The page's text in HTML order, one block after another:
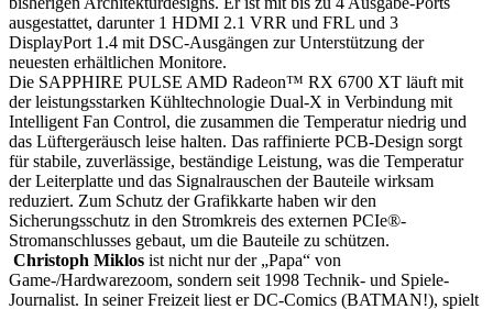
ausgestattet, darunter 1 HDMI 2.1 VRR und FRL und 3
DisplayPort 1.4 mit DSC-Ausgängen zur Unterstützung der
neuesten erhältlichen Monitore.
Die SAPPHIRE PULSE AMD Radeon™ RX 6700 XT läuft mit
der leistungsstarken Kühltechnologie Dual-X in Verbindung mit
Intelligent Fan Control, die zusammen die Temperatur niedrig und
das Lüftergeräusch leise halten. Das raffinierte PCB-Design sorgt
für stabile, zuverlässige, beständige Leistung, was die Temperatur
der Leiterplatte und das Signalrauschen der Bauteile wirksam
reduziert. Zum Schutz der Grafikkarte haben wir den
Sicherungsschutz in den Stromkreis des externen PCIe®-
Stromanschlusses gebaut, um die Bauteile zu schützen.
Christoph Miklos ist nicht nur der „Papa“ von
Game-/Hardwarezoom, sondern seit 1998 Technik- und Spiele-
Journalist. In seiner Freizeit liest er DC-Comics (BATMAN!), spielt